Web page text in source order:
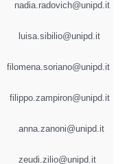
nadia.radovich@unipd.it
luisa.sibilio@unipd.it
filomena.soriano@unipd.it
filippo.zampiron@unipd.it
anna.zanoni@unipd.it
zeudi.zilio@unipd.it